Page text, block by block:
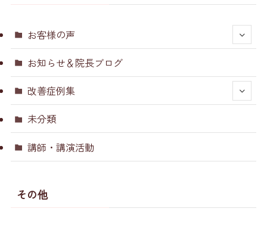
お客様の声
お知らせ＆院長ブログ
改善症例集
未分類
講師・講演活動
その他